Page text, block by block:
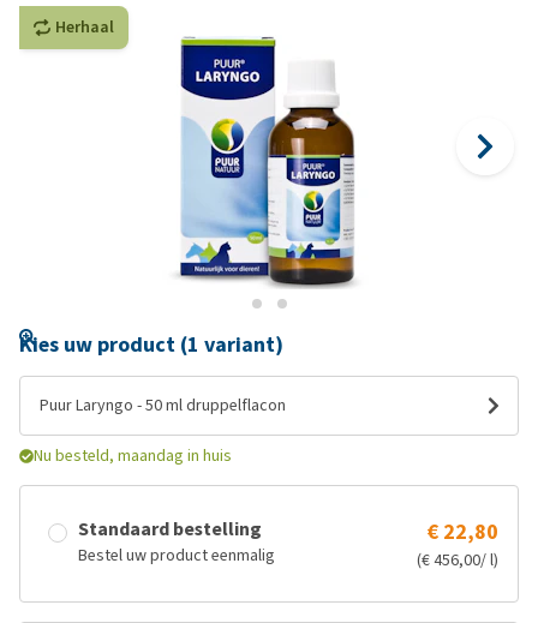
Herhaal
Kies uw product (1 variant)
Puur Laryngo - 50 ml druppelflacon
Nu besteld, maandag in huis
Standaard bestelling
Bestel uw product eenmalig
€ 22,80
(€ 456,00/ l)